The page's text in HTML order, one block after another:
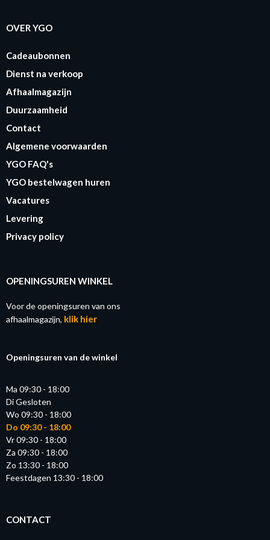
OVER YGO
Cadeaubonnen
Dienst na verkoop
Afhaalmagazijn
Duurzaamheid
Contact
Algemene voorwaarden
YGO FAQ's
YGO bestelwagen huren
Vacatures
Levering
Privacy policy
OPENINGSUREN WINKEL
Voor de openingsuren van ons
afhaalmagazijn, klik hier
Openingsuren van de winkel
Ma 09:30 - 18:00
Di Gesloten
Wo 09:30 - 18:00
Do 09:30 - 18:00
Vr 09:30 - 18:00
Za 09:30 - 18:00
Zo 13:30 - 18:00
Feestdagen 13:30 - 18:00
CONTACT